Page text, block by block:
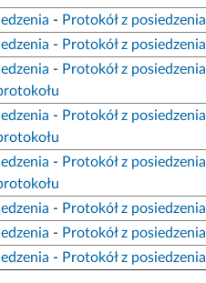
- Protokół z posiedzenia
- Protokół z posiedzenia
- Protokół z posiedzenia
- Protokół z posiedzenia
- Protokół z posiedzenia
- Protokół z posiedzenia
- Protokół z posiedzenia
- Protokół z posiedzenia